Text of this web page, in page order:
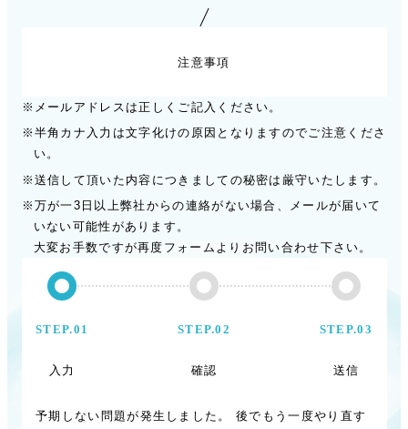
注意事項
メールアドレスは正しくご記入ください。
半角カナ入力は文字化けの原因となりますのでご注意くださ
い。
送信して頂いた内容につきましての秘密は厳守いたします。
万が一3日以上弊社からの連絡がない場合、メールが届いて
いない可能性があります。
大変お手数ですが再度フォームよりお問い合わせ下さい。
STEP.01
入力
STEP.02
確認
STEP.03
送信
予期しない問題が発生しました。 後でもう一度やり直す